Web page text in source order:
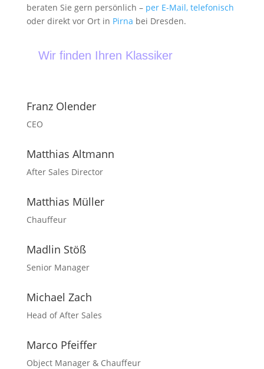
beraten Sie gern persönlich – per E-Mail, telefonisch
oder direkt vor Ort in Pirna bei Dresden.
Wir finden Ihren Klassiker
Franz Olender
CEO
Matthias Altmann
After Sales Director
Matthias Müller
Chauffeur
Madlin Stöß
Senior Manager
Michael Zach
Head of After Sales
Marco Pfeiffer
Object Manager & Chauffeur